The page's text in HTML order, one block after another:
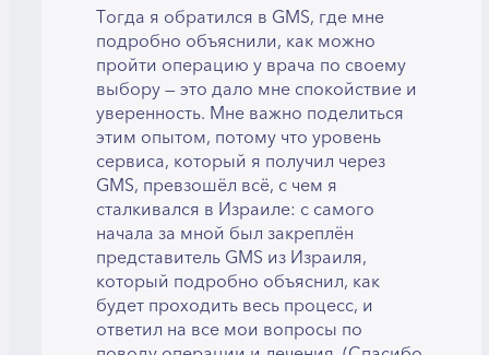
Тогда я обратился в GMS, где мне
подробно объяснили, как можно
пройти операцию у врача по своему
выбору — это дало мне спокойствие и
уверенность. Мне важно поделиться
этим опытом, потому что уровень
сервиса, который я получил через
GMS, превзошёл всё, с чем я
сталкивался в Израиле: с самого
начала за мной был закреплён
представитель GMS из Израиля,
который подробно объяснил, как
будет проходить весь процесс, и
ответил на все мои вопросы по